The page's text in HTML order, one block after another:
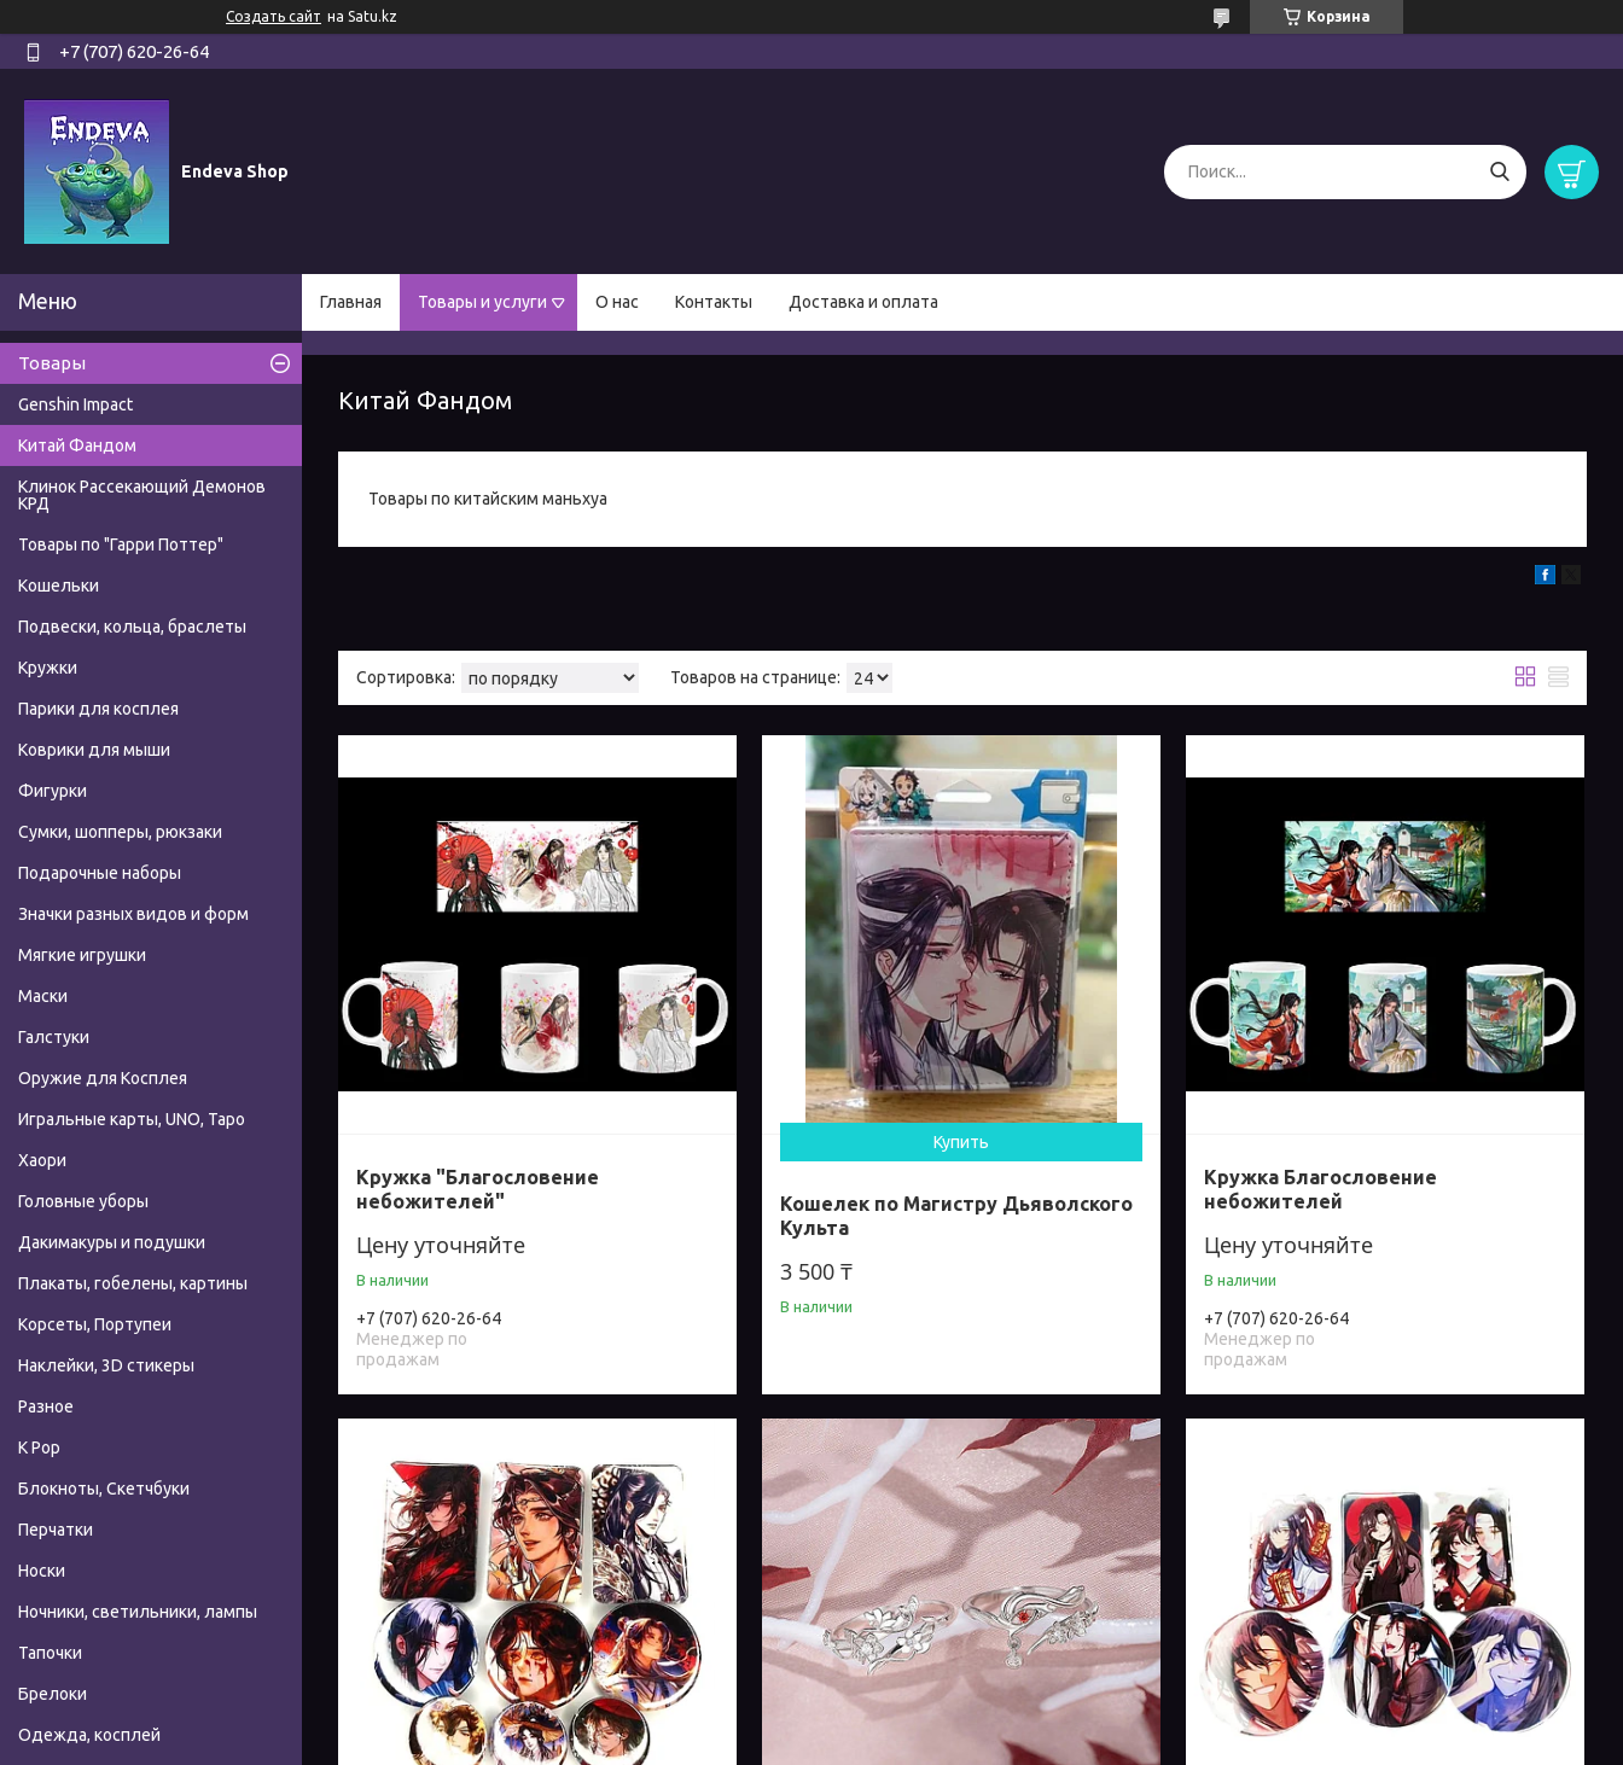
Создать сайт на Satu.kz Корзина
+7 (707) 620-26-64
Endeva Shop
Главная Товары и услуги О нас Контакты Доставка и оплата
Китай Фандом
Товары по китайским маньхуа
Кружка "Благословение
небожителей"
Цену уточняйте
В наличии
+7 (707) 620-26-64
Менеджер по
продажам
Купить
Кошелек по Магистру Дьяволского
Культа
3 500 ₸
В наличии
Кружка Благословение
небожителей
Цену уточняйте
В наличии
+7 (707) 620-26-64
Менеджер по
продажам
Товары
Genshin Impact
Китай Фандом
Клинок Рассекающий Демонов
КРД
Товары по "Гарри Поттер"
Кошельки
Подвески, кольца, браслеты
Кружки
Парики для косплея
Коврики для мыши
Фигурки
Сумки, шопперы, рюкзаки
Подарочные наборы
Значки разных видов и форм
Мягкие игрушки
Маски
Галстуки
Оружие для Косплея
Игральные карты, UNO, Таро
Хаори
Головные уборы
Дакимакуры и подушки
Плакаты, гобелены, картины
Корсеты, Портупеи
Наклейки, 3D стикеры
Разное
К Pop
Блокноты, Скетчбуки
Перчатки
Носки
Ночники, светильники, лампы
Тапочки
Брелоки
Одежда, косплей